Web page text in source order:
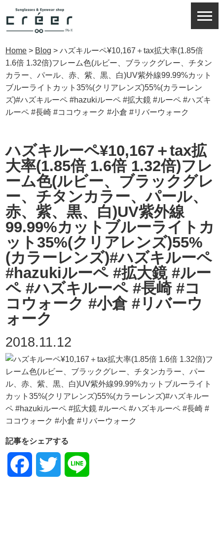
Home > Blog >ハズキルーペ¥10,167＋tax拡大率(1.85倍
1.6倍 1.32倍)フレーム色(ルビー、ブラックグレー、チタン
カラー、パール、赤、紫、黒、白)UV紫外線99.99%カット
ブルーライトカット35%(クリアレンズ)55%(カラーレン
ズ)#ハズキルーペ #hazukiルーペ #拡大鏡 #ルーペ #ハズキ
ルーペ #長崎 #ココウォーク #小倉 #リバーウォーク
ハズキルーペ¥10,167＋tax拡
大率(1.85倍 1.6倍 1.32倍)フレ
ーム色(ルビー、ブラックグレ
ー、チタンカラー、パール、
赤、紫、黒、白)UV紫外線
99.99%カットブルーライトカ
ット35%(クリアレンズ)55%
(カラーレンズ)#ハズキルーペ
#hazukiルーペ #拡大鏡 #ルー
ペ #ハズキルーペ #長崎 #コ
コウォーク #小倉 #リバーウ
ォーク
2018.11.12
記事をシェアする
Facebook Twitter